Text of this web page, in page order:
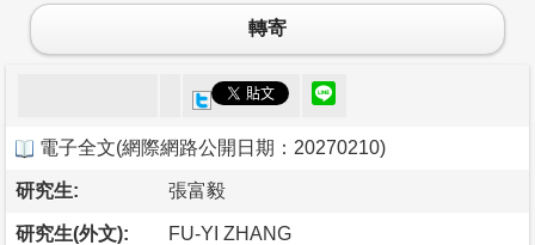
轉寄
電子全文(網際網路公開日期：20270210)
研究生: 張富毅
研究生(外文): FU-YI ZHANG